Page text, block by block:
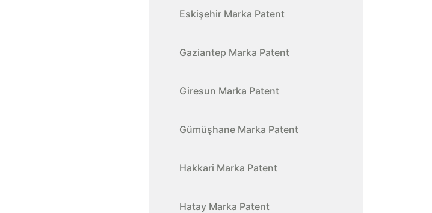
Eskişehir Marka Patent
Gaziantep Marka Patent
Giresun Marka Patent
Gümüşhane Marka Patent
Hakkari Marka Patent
Hatay Marka Patent